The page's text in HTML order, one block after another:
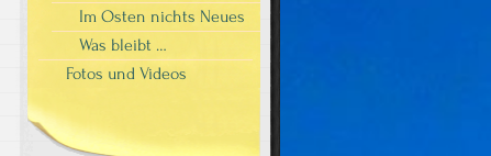
Im Osten nichts Neues
Was bleibt …
Fotos und Videos